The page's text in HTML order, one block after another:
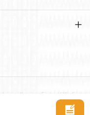
von Erste-Hilfe-Sets
Hilfsmittel. Alle Rechte